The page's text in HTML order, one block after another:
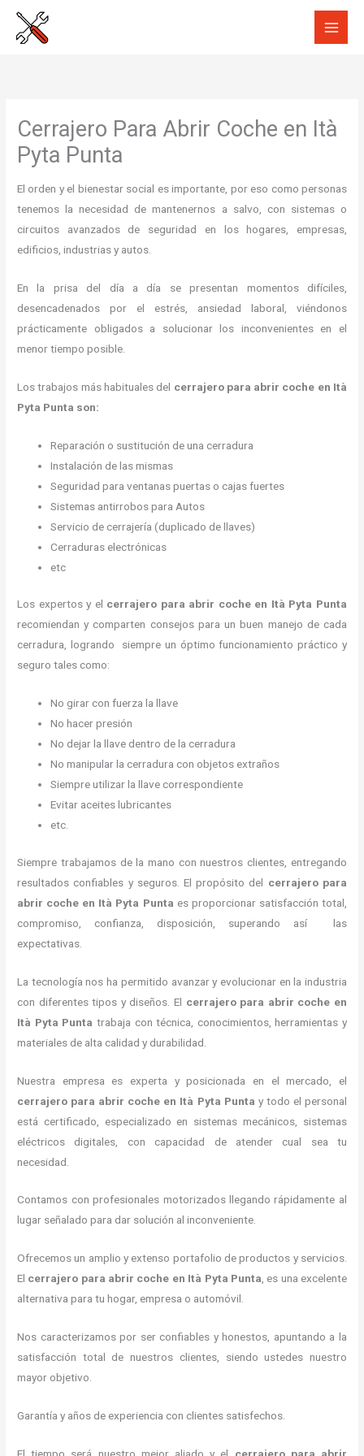
Cerrajero Para Abrir Coche en Ità
Pyta Punta
El orden y el bienestar social es importante, por eso como personas
tenemos la necesidad de mantenernos a salvo, con sistemas o
circuitos avanzados de seguridad en los hogares, empresas,
edificios, industrias y autos.
En la prisa del día a día se presentan momentos difíciles,
desencadenados por el estrés, ansiedad laboral, viéndonos
prácticamente obligados a solucionar los inconvenientes en el
menor tiempo posible.
Los trabajos más habituales del cerrajero para abrir coche en Ità
Pyta Punta son:
Reparación o sustitución de una cerradura
Instalación de las mismas
Seguridad para ventanas puertas o cajas fuertes
Sistemas antirrobos para Autos
Servicio de cerrajería (duplicado de llaves)
Cerraduras electrónicas
etc
Los expertos y el cerrajero para abrir coche en Ità Pyta Punta
recomiendan y comparten consejos para un buen manejo de cada
cerradura, logrando siempre un óptimo funcionamiento práctico y
seguro tales como:
No girar con fuerza la llave
No hacer presión
No dejar la llave dentro de la cerradura
No manipular la cerradura con objetos extraños
Siempre utilizar la llave correspondiente
Evitar aceites lubricantes
etc.
Siempre trabajamos de la mano con nuestros clientes, entregando
resultados confiables y seguros. El propósito del cerrajero para
abrir coche en Ità Pyta Punta es proporcionar satisfacción total,
compromiso, confianza, disposición, superando así las
expectativas.
La tecnología nos ha permitido avanzar y evolucionar en la industria
con diferentes tipos y diseños. El cerrajero para abrir coche en
Ità Pyta Punta trabaja con técnica, conocimientos, herramientas y
materiales de alta calidad y durabilidad.
Nuestra empresa es experta y posicionada en el mercado, el
cerrajero para abrir coche en Ità Pyta Punta y todo el personal
está certificado, especializado en sistemas mecánicos, sistemas
eléctricos digitales, con capacidad de atender cual sea tu
necesidad.
Contamos con profesionales motorizados llegando rápidamente al
lugar señalado para dar solución al inconveniente.
Ofrecemos un amplio y extenso portafolio de productos y servicios.
El cerrajero para abrir coche en Ità Pyta Punta, es una excelente
alternativa para tu hogar, empresa o automóvil.
Nos caracterizamos por ser confiables y honestos, apuntando a la
satisfacción total de nuestros clientes, siendo ustedes nuestro
mayor objetivo.
Garantía y años de experiencia con clientes satisfechos.